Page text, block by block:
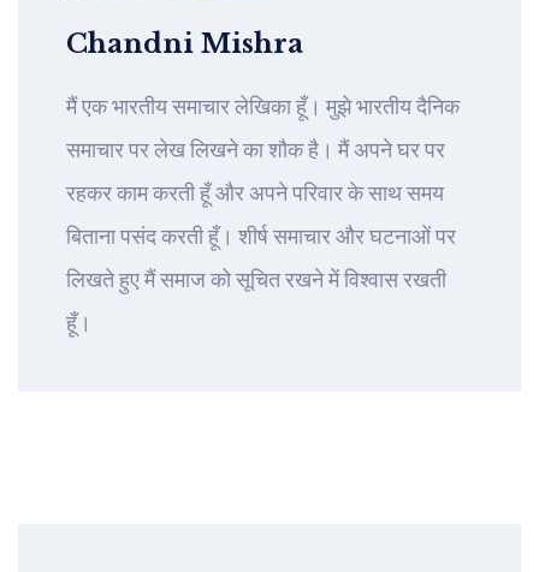
Chandni Mishra
मैं एक भारतीय समाचार लेखिका हूँ। मुझे भारतीय दैनिक
समाचार पर लेख लिखने का शौक है। मैं अपने घर पर
रहकर काम करती हूँ और अपने परिवार के साथ समय
बिताना पसंद करती हूँ। शीर्ष समाचार और घटनाओं पर
लिखते हुए मैं समाज को सूचित रखने में विश्वास रखती
हूँ।